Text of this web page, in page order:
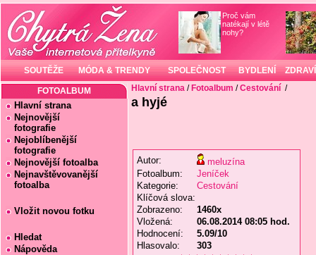
Proč vám
natékají v létě
nohy?
SOUTĚŽE MÓDA & TRENDY SPOLEČNOST BYDLENÍ ZDRAVÍ
FOTOALBUM
Hlavní strana
Nejnovější
fotografie
Nejoblíbenější
fotografie
Nejnovější fotoalba
Nejnavštěvovanější
fotoalba
Vložit novou fotku
Hledat
Nápověda
Hlavní strana / Fotoalbum /Cestování /
a hyjé
Autor:
meluzína
Fotoalbum:
Jeníček
Kategorie:
Cestování
Klíčová slova:
Zobrazeno:
1460x
Vložená:
06.08.2014 08:05 hod.
Hodnocení:
5.09/10
Hlasovalo:
303